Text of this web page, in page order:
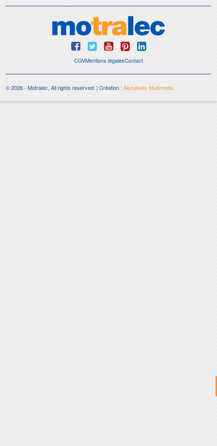
CGVMentions légalesContact
© 2026 - Motralec, All rights reserved. | Création :Alphalives Multimédia